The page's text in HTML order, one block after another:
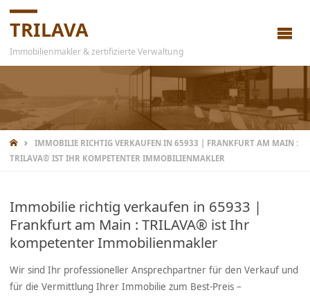
TRILAVA
Immobilienmakler & zertifizierte Verwaltung
IMMOBILIE RICHTIG VERKAUFEN IN 65933 | FRANKFURT AM MAIN :
TRILAVA® IST IHR KOMPETENTER IMMOBILIENMAKLER
Immobilie richtig verkaufen in 65933 |
Frankfurt am Main : TRILAVA® ist Ihr
kompetenter Immobilienmakler
Wir sind Ihr professioneller Ansprechpartner für den Verkauf und
für die Vermittlung Ihrer Immobilie zum Best-Preis –